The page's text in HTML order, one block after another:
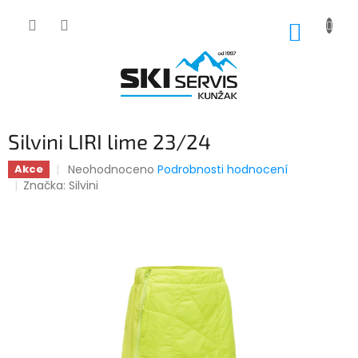
Silvini LIRI lime 23/24
Akce
Průměrné
hodnocení
Neohodnoceno Podrobnosti hodnocení
Značka:Silvini